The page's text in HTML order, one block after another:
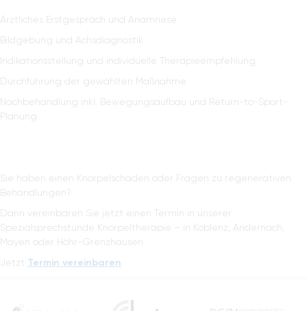
Ärztliches Erstgespräch und Anamnese
Bildgebung und Achsdiagnostik
Indikationsstellung und individuelle Therapieempfehlung
Durchführung der gewählten Maßnahme
Nachbehandlung inkl. Bewegungsaufbau und Return-to-Sport-
Planung
Sie haben einen Knorpelschaden oder Fragen zu regenerativen
Behandlungen?
Dann vereinbaren Sie jetzt einen Termin in unserer
Spezialsprechstunde Knorpeltherapie – in Koblenz, Andernach,
Mayen oder Höhr-Grenzhausen.
Jetzt Termin vereinbaren